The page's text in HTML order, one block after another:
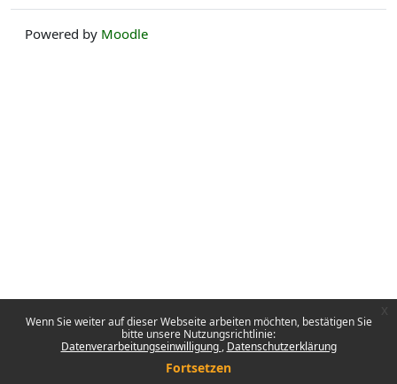
Wenn Sie weiter auf dieser Webseite arbeiten möchten, bestätigen Sie
bitte unsere Nutzungsrichtlinie:
Datenverarbeitungseinwilligung Datenschutzerklärung
Fortsetzen
Powered by Moodle